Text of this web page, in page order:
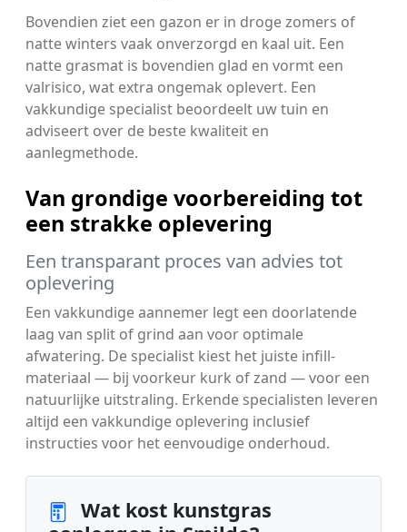
Bovendien ziet een gazon er in droge zomers of
natte winters vaak onverzorgd en kaal uit. Een
natte grasmat is bovendien glad en vormt een
valrisico, wat extra ongemak oplevert. Een
vakkundige specialist beoordeelt uw tuin en
adviseert over de beste kwaliteit en
aanlegmethode.
Van grondige voorbereiding tot
een strakke oplevering
Een transparant proces van advies tot
oplevering
Een vakkundige aannemer legt een doorlatende
laag van split of grind aan voor optimale
afwatering. De specialist kiest het juiste infill-
materiaal — bij voorkeur kurk of zand — voor een
natuurlijke uitstraling. Erkende specialisten leveren
altijd een vakkundige oplevering inclusief
instructies voor het eenvoudige onderhoud.
Wat kost kunstgras